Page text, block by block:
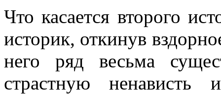
Что касается второго
историк, откинув
него ряд весьма
страстную ненависть